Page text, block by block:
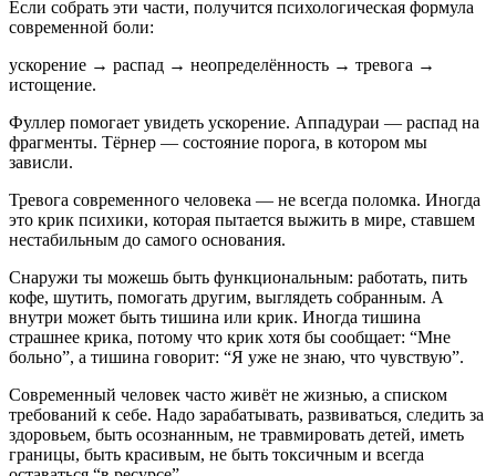
Если собрать эти части, получится психологическая формула
современной боли:
ускорение → распад → неопределённость → тревога →
истощение.
Фуллер помогает увидеть ускорение. Аппадураи — распад на
фрагменты. Тёрнер — состояние порога, в котором мы
зависли.
Тревога современного человека — не всегда поломка. Иногда
это крик психики, которая пытается выжить в мире, ставшем
нестабильным до самого основания.
Снаружи ты можешь быть функциональным: работать, пить
кофе, шутить, помогать другим, выглядеть собранным. А
внутри может быть тишина или крик. Иногда тишина
страшнее крика, потому что крик хотя бы сообщает: “Мне
больно”, а тишина говорит: “Я уже не знаю, что чувствую”.
Современный человек часто живёт не жизнью, а списком
требований к себе. Надо зарабатывать, развиваться, следить за
здоровьем, быть осознанным, не травмировать детей, иметь
границы, быть красивым, не быть токсичным и всегда